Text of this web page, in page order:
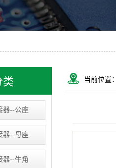
浙江IC脚座连接器
浙江USB&RJ连接器
浙江IC socket
浙江线束类
浙江D-SUB连接器
类
器--公座
器--母座
器--牛角
当前位置：